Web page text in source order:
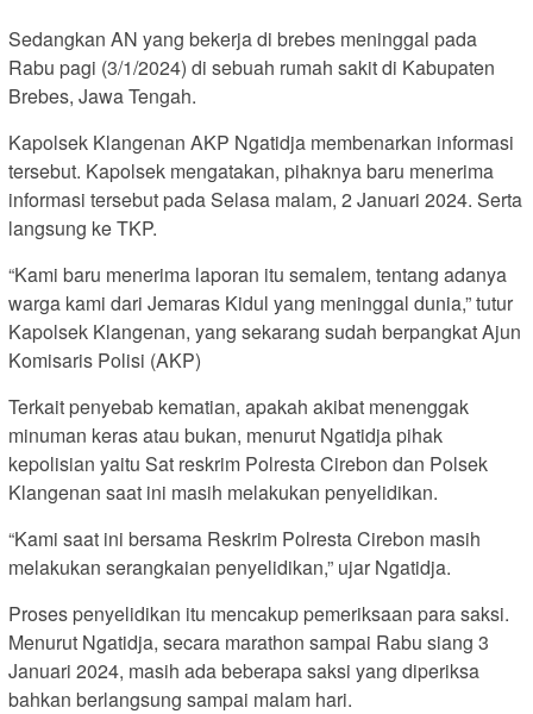
Sedangkan AN yang bekerja di brebes meninggal pada
Rabu pagi (3/1/2024) di sebuah rumah sakit di Kabupaten
Brebes, Jawa Tengah.
Kapolsek Klangenan AKP Ngatidja membenarkan informasi
tersebut. Kapolsek mengatakan, pihaknya baru menerima
informasi tersebut pada Selasa malam, 2 Januari 2024. Serta
langsung ke TKP.
“Kami baru menerima laporan itu semalem, tentang adanya
warga kami dari Jemaras Kidul yang meninggal dunia,” tutur
Kapolsek Klangenan, yang sekarang sudah berpangkat Ajun
Komisaris Polisi (AKP)
Terkait penyebab kematian, apakah akibat menenggak
minuman keras atau bukan, menurut Ngatidja pihak
kepolisian yaitu Sat reskrim Polresta Cirebon dan Polsek
Klangenan saat ini masih melakukan penyelidikan.
“Kami saat ini bersama Reskrim Polresta Cirebon masih
melakukan serangkaian penyelidikan,” ujar Ngatidja.
Proses penyelidikan itu mencakup pemeriksaan para saksi.
Menurut Ngatidja, secara marathon sampai Rabu siang 3
Januari 2024, masih ada beberapa saksi yang diperiksa
bahkan berlangsung sampai malam hari.